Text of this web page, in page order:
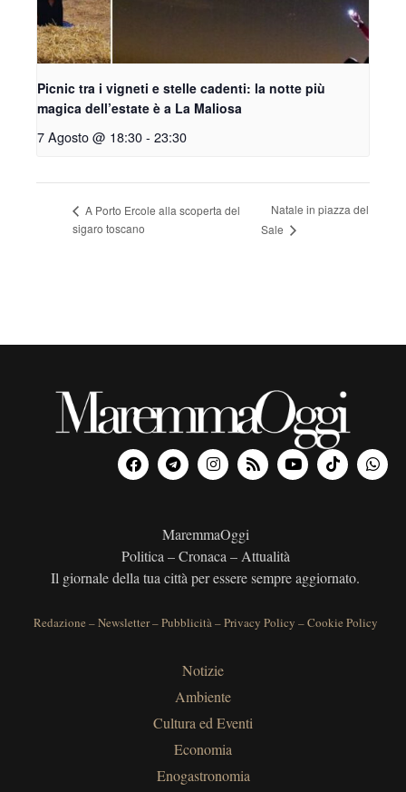
Picnic tra i vigneti e stelle cadenti: la notte più
magica dell’estate è a La Maliosa
7 Agosto @ 18:30- 23:30
A Porto Ercole alla scoperta del
sigaro toscano
Natale in piazza del
Sale
MaremmaOggi
Politica – Cronaca – Attualità
Il giornale della tua città per essere sempre aggiornato.
Redazione –Newsletter–Pubblicità–Privacy Policy –Cookie Policy
Notizie
Ambiente
Cultura ed Eventi
Economia
Enogastronomia